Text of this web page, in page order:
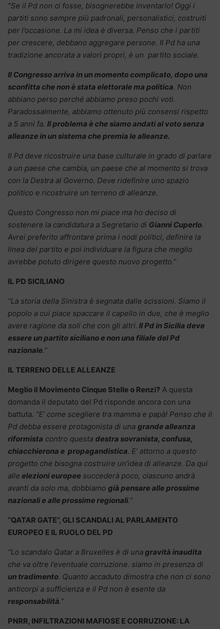
“Se il Pd non ci fosse, bisognerebbe inventarlo! Oggi i
partiti sono sempre più padronali, personalistici, costruiti
per l’occasione. La mi idea è diversa. Penso che i partiti
per crescere, debbano aggregare persone. Il Pd ha una
tradizione ancorata a valori propri, è un partito sociale.
Il Congresso arriva in un momento complicato, dopo una
sconfitta che non è stata elettorale ma politica. Non
abbiano perso perché abbiamo preso pochi voti.
Paradossalmente, abbiamo ottenuto più consensi rispetto
a 5 anni fa. Il problema è che siamo andati al voto senza
alleanze in un sistema che premia le alleanze.
Il Pd deve ricostruire una base culturale in grado di parlare
a un paese che cambia, un paese che al momento si trova
con la Destra al Governo. Deve ridefinire uno spazio
politico e ricostruire un terreno di alleanze.
Questo Congresso non mi piace ma ho deciso di
sostenere la candidatura a Segretario di Gianni Cuperlo.
Avrei preferito affrontare prima i nodi politici, definire la
linea del partito e poi individuare la figura che meglio
avrebbe potuto dirigere questo nuovo progetto.”
IL PD SICILIANO
“La storia della Sinistra è segnata dalle scissioni. Siamo il
popolo a cui piace spaccare il capello in due, che è meglio
avere ragione da soli che con gli altri. Il Pd in Sicilia deve
essere un partito siciliano e non una filiale del Pd
nazionale.”
IL TERRENO DELLE ALLEANZE
Meglio il Movimento Cinque Stelle o Renzi? A questa
domanda il deputato del Pd risponde ancora con una
battuta. “E’ come scegliere tra mamma e papà! Penso che il
Pd debba essere protagonista di una grande alleanza
riformista contro questa destra sovranista, confusa,
chiacchierona e propagandistica. E’ attorno a questo
progetto che bisogna costruire un’idea di alleanze. Da qui
alle elezioni europee succederà poco, ciascuno andrà
avanti da solo ma, dobbiamo già pensare alle prossime
nazionali e alle prossime regionali.”
“QATAR GATE”, GLI SCANDALI AL PARLAMENTO
EUROPEO E IL RUOLO DEL PD
“Lo scandalo Qatar a Bruxelles è di unagravità inaudita
che va oltre l’eventuale corruzione. siamo in presenza di
un tradimento. Quanto accaduto dimostra che non ci sono
anticorpi a sufficienza e il Pd non è esente da
responsabilità.”
PNRR, INFILTRAZIONI MAFIOSE E CORRUZIONE: LA